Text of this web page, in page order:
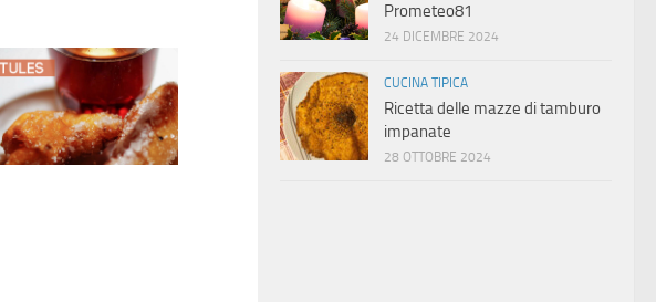
Prometeo81
24 DICEMBRE 2024
CUCINA TIPICA
Ricetta delle mazze di tamburo
impanate
28 OTTOBRE 2024